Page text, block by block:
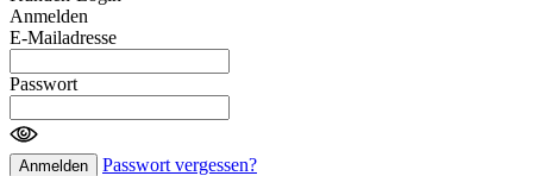
Anmelden
E-Mailadresse
Passwort
Anmelden
Passwort vergessen?